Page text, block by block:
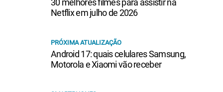
30 melhores filmes para assistir na
Netflix em julho de 2026
PRÓXIMA ATUALIZAÇÃO
Android 17: quais celulares Samsung,
Motorola e Xiaomi vão receber